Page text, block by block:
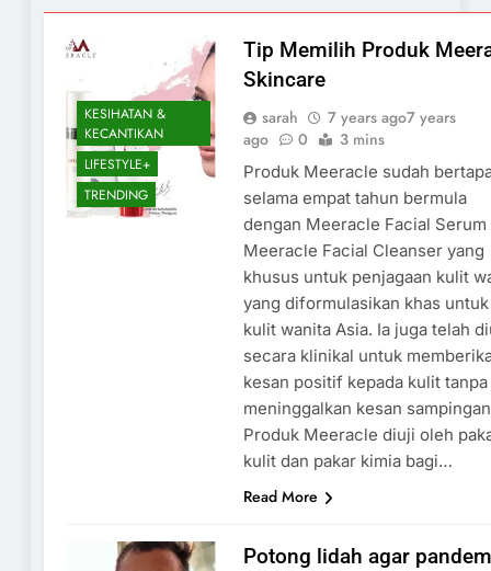
KESIHATAN &
KECANTIKAN
LIFESTYLE+
TRENDING
Tip Memilih Produk
Skincare
sarah 7 years ago7 years
ago
0 3 mins
Produk Meeracle sudah
selama empat tahun bermula
dengan Meeracle Facial Serum
Meeracle Facial Cleanser yang
khusus untuk penjagaan kulit
yang diformulasikan khas untuk
kulit wanita Asia. Ia juga telah
secara klinikal untuk
kesan positif kepada kulit tanpa
meninggalkan kesan
Produk Meeracle diuji oleh
kulit dan pakar kimia bagi…
Read More
Potong lidah agar